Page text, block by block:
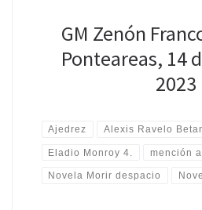
GM Zenón
Ponteareas, 14
2023
Ajedrez Alexis Ravelo
Eladio Monroy 4. mención
Novela Morir despacio